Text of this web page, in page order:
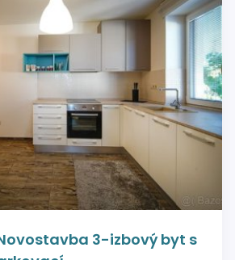
Novostavba 3-izbový byt s